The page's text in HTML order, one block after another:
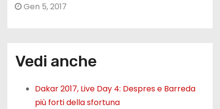
Gen 5, 2017
Vedi anche
Dakar 2017, Live Day 4: Despres e Barreda
più forti della sfortuna